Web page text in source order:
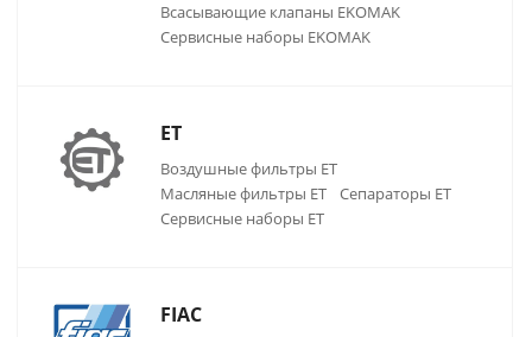
Всасывающие клапаны EKOMAK
Сервисные наборы EKOMAK
ET
Воздушные фильтры ET
Масляные фильтры ET
Сепараторы ET
Сервисные наборы ET
FIAC